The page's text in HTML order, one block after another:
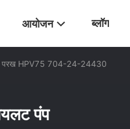
आयोजन ब्लॉग
परख HPV75 704-24-24430
पंप